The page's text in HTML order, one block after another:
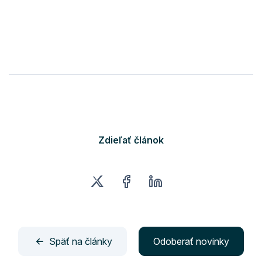
Zdieľať článok
Späť na články Odoberať novinky